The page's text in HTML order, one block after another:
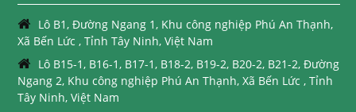
Lô B1, Đường Ngang 1, Khu công nghiệp Phú An Thạnh,
Xã Bến Lức , Tỉnh Tây Ninh, Việt Nam
Lô B15-1, B16-1, B17-1, B18-2, B19-2, B20-2, B21-2, Đường
Ngang 2, Khu công nghiệp Phú An Thạnh, Xã Bến Lức , Tỉnh
Tây Ninh, Việt Nam